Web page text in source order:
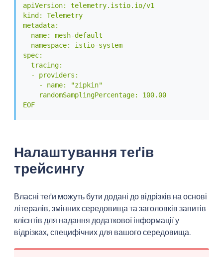
apiVersion: telemetry.istio.io/v1
kind: Telemetry
metadata:
  name: mesh-default
  namespace: istio-system
spec:
  tracing:
  - providers:
    - name: "zipkin"
    randomSamplingPercentage: 100.00
EOF
Налаштування теґів
трейсингу
Власні теґи можуть бути додані до відрізків на основі
літералів, змінних середовища та заголовків запитів
клієнтів для надання додаткової інформації у
відрізках, специфічних для вашого середовища.